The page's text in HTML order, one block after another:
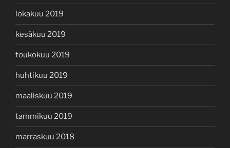
lokakuu 2019
kesäkuu 2019
toukokuu 2019
huhtikuu 2019
maaliskuu 2019
tammikuu 2019
marraskuu 2018